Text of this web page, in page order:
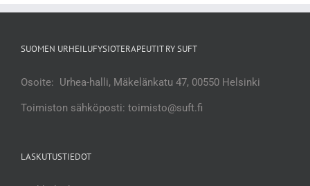
SUOMEN URHEILUFYSIOTERAPEUTIT RY SUFT
Osoite: Urhea-halli, Mäkelänkatu 47, 00550 Helsinki
Toimiston sähköposti: toimisto@suft.fi
LASKUTUSTIEDOT